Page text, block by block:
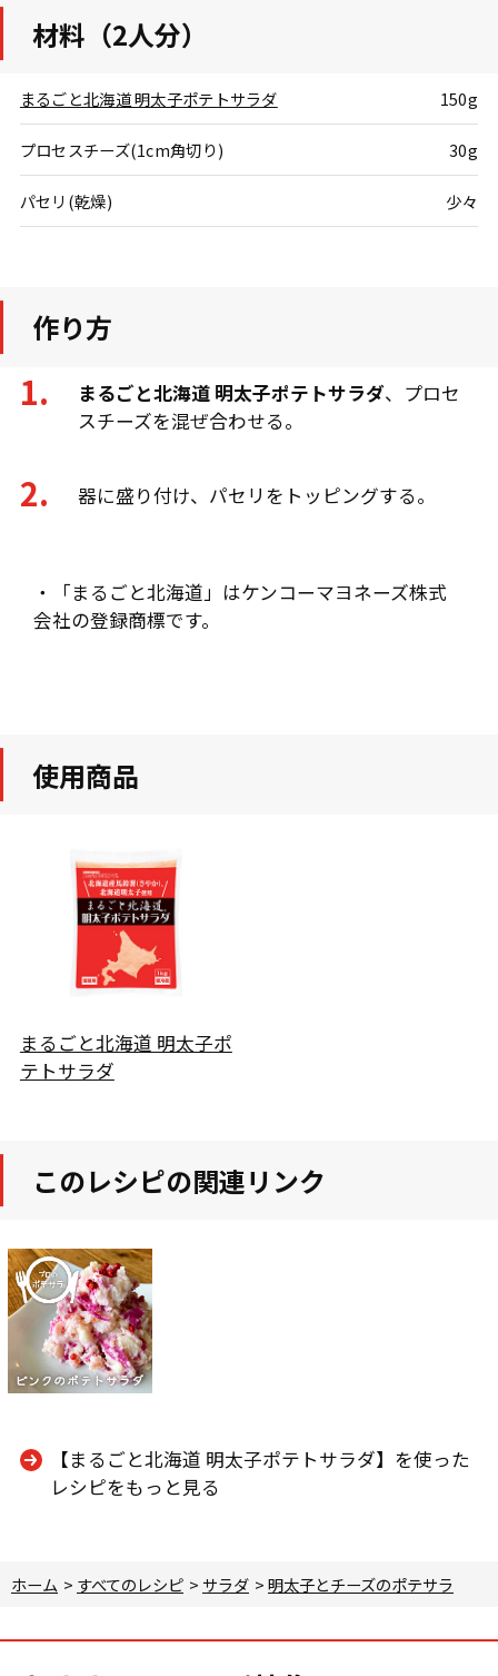
材料（2人分）
まるごと北海道 明太子ポテトサラダ 150g
プロセスチーズ(1cm角切り) 30g
パセリ(乾燥) 少々
作り方
まるごと北海道 明太子ポテトサラダ、プロセ
スチーズを混ぜ合わせる。
器に盛り付け、パセリをトッピングする。
・「まるごと北海道」はケンコーマヨネーズ株式
会社の登録商標です。
使用商品
まるごと北海道 明太子ポ
テトサラダ
このレシピの関連リンク
【まるごと北海道 明太子ポテトサラダ】を使った
レシピをもっと見る
ホーム > すべてのレシピ > サラダ >明太子とチーズのポテサラ